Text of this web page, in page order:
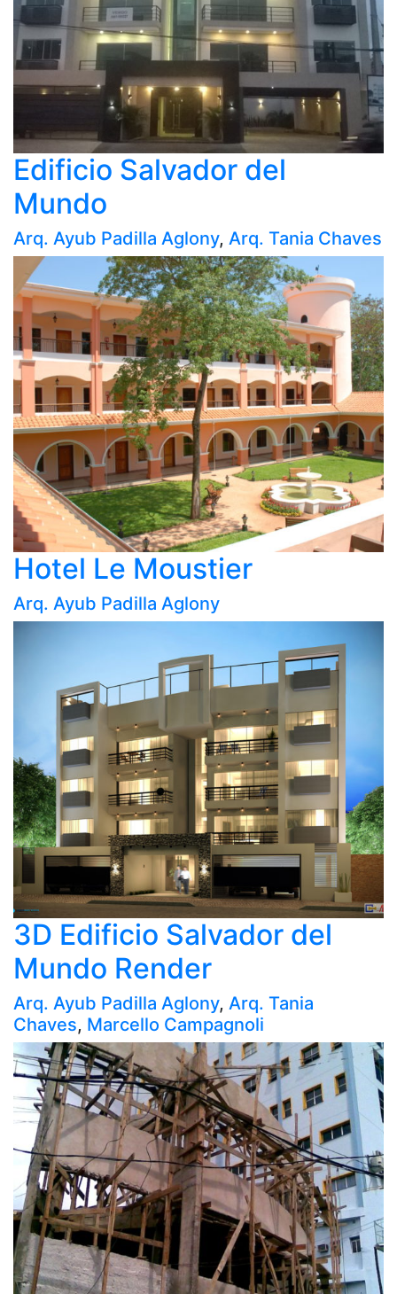
Edificio Salvador del
Mundo
Arq. Ayub Padilla Aglony, Arq. Tania Chaves
Hotel Le Moustier
Arq. Ayub Padilla Aglony
3D Edificio Salvador del
Mundo Render
Arq. Ayub Padilla Aglony, Arq. Tania
Chaves, Marcello Campagnoli